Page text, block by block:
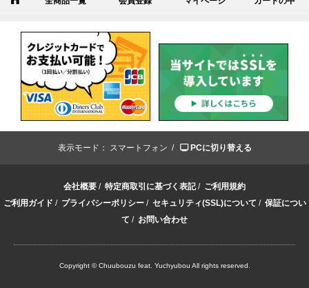
表示モード： スマートフォン / PCに切り替える
会社概要 / 特定商取引に基づく表記/ ご利用規約
ご利用ガイド / プライバシーポリシー/ セキュリティ(SSL)について / 保証につい
て / お問い合わせ
Copyright © Chuubouzu feat. Yuchyubou All rights reserved.